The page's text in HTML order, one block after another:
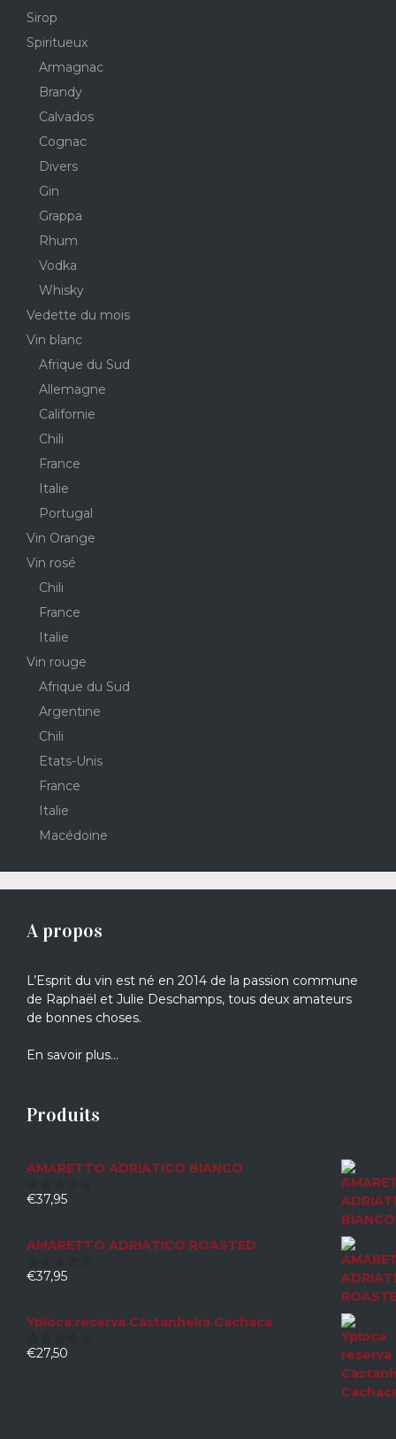
Sirop
Spiritueux
Armagnac
Brandy
Calvados
Cognac
Divers
Gin
Grappa
Rhum
Vodka
Whisky
Vedette du mois
Vin blanc
Afrique du Sud
Allemagne
Californie
Chili
France
Italie
Portugal
Vin Orange
Vin rosé
Chili
France
Italie
Vin rouge
Afrique du Sud
Argentine
Chili
Etats-Unis
France
Italie
Macédoine
A propos
L’Esprit du vin est né en 2014 de la passion commune
de Raphaël et Julie Deschamps, tous deux amateurs
de bonnes choses.
En savoir plus…
Produits
AMARETTO ADRIATICO BIANCO
0
€37,95
AMARETTO ADRIATICO ROASTED
0
€37,95
Ypioca reserva Castanheira Cachaca
0
€27,50